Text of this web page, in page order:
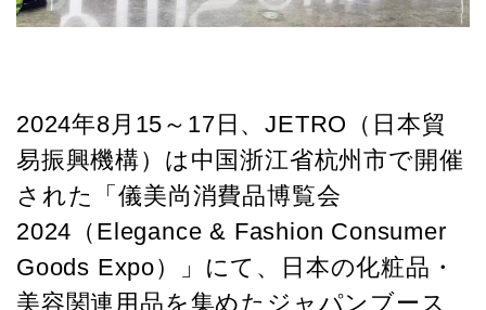
2024年8月15～17日、JETRO（日本貿
易振興機構）は中国浙江省杭州市で開催
された「儀美尚消費品博覧会
2024（Elegance & Fashion Consumer
Goods Expo）」にて、日本の化粧品・
美容関連用品を集めたジャパンブース